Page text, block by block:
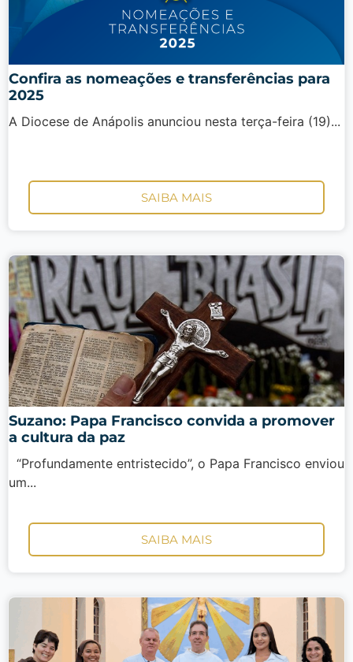
Confira as nomeações e transferências para
2025
A Diocese de Anápolis anunciou nesta terça-feira (19)...
SAIBA MAIS
Suzano: Papa Francisco convida a promover
a cultura da paz
“Profundamente entristecido”, o Papa Francisco enviou
um...
SAIBA MAIS